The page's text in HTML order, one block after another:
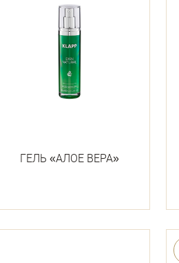
ГЕЛЬ «АЛОЕ ВЕРА»